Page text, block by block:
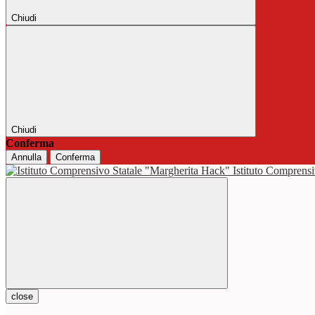
Chiudi
Chiudi
Conferma
Annulla Conferma
Istituto
close